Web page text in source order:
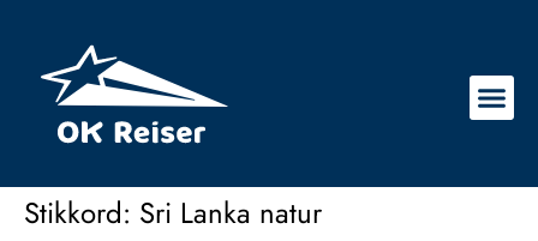
Stikkord: Sri Lanka natur